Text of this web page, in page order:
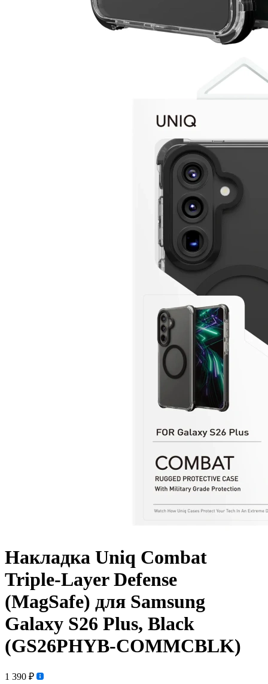
Накладка Uniq Combat
Triple-Layer Defense
(MagSafe) для Samsung
Galaxy S26 Plus, Black
(GS26PHYB-COMMCBLK)
1 390 ₽